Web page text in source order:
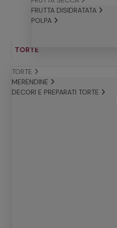
FRUTTA DISIDRATATA
POLPA
TORTE
TORTE
MERENDINE
DECORI E PREPARATI TORTE